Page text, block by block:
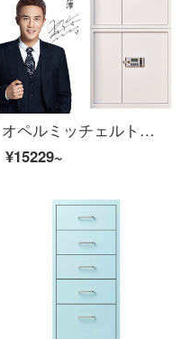
オペルミッチェルト電子チェイスファイルキャビネットのパスワードキャビネットの電子錠の分離式
¥15229~